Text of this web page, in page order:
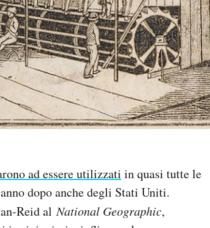
ad essere utilizzati in quasi tutte le
dopo anche degli Stati Uniti.
Reid alNational Geographic,